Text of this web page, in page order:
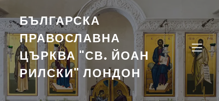
БЪЛГАРСКА
ПРАВОСЛАВНА
ЦЪРКВА "СВ. ЙОАН
РИЛСКИ" ЛОНДОН